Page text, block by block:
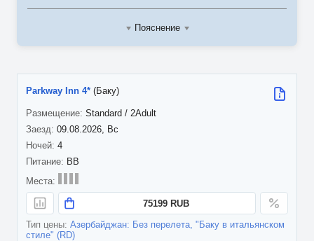
Пояснение
09.08.2026, Вс
4
Parkway Inn 4* (Баку)
Standard / 2Adult
BB
75199 RUB
Азербайджан: Без перелета, "Баку в итальянском
стиле" (RD)